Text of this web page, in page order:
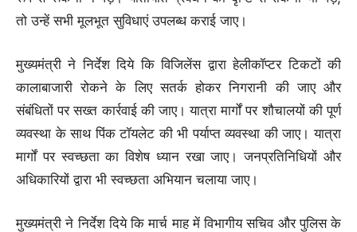
तो उन्हें सभी मूलभूत सुविधाएं उपलब्ध कराई जाए।
मुख्यमंत्री ने निर्देश दिये कि विजिलेंस द्वारा हेलीकॉप्टर टिकटों की
कालाबाजारी रोकने के लिए सतर्क होकर निगरानी की जाए और
संबंधितों पर सख्त कार्रवाई की जाए। यात्रा मार्गों पर शौचालयों की पूर्ण
व्यवस्था के साथ पिंक टॉयलेट की भी पर्याप्त व्यवस्था की जाए। यात्रा
मार्गों पर स्वच्छता का विशेष ध्यान रखा जाए। जनप्रतिनिधियों और
अधिकारियों द्वारा भी स्वच्छता अभियान चलाया जाए।
मुख्यमंत्री ने निर्देश दिये कि मार्च माह में विभागीय सचिव और पुलिस के